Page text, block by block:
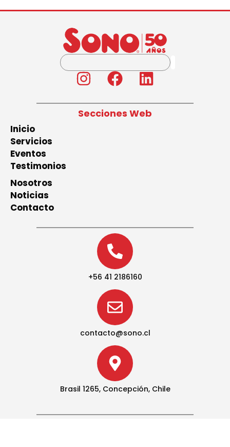
Secciones Web
Inicio
Servicios
Eventos
Testimonios
Nosotros
Noticias
Contacto
+56 41 2186160
contacto@sono.cl
Brasil 1265, Concepción, Chile